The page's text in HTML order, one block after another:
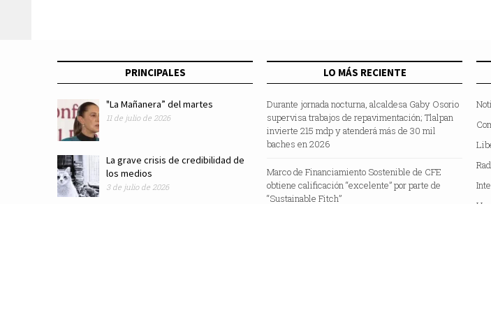
PRINCIPALES
"La Mañanera” del martes
11 de julio de 2026
La grave crisis de credibilidad de
los medios
3 de julio de 2026
LO MÁS RECIENTE
Durante jornada nocturna, alcaldesa Gaby Osorio
supervisa trabajos de repavimentación; Tlalpan
invierte 215 mdp y atenderá más de 30 mil
baches en 2026
Marco de Financiamiento Sostenible de CFE
obtiene calificación “excelente” por parte de
“Sustainable Fitch”